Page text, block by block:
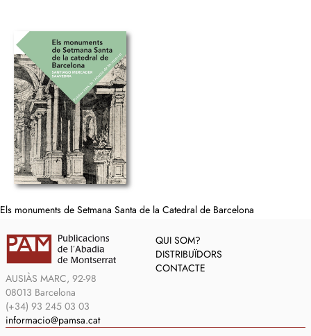
Els monuments de Setmana Santa de la Catedral de Barcelona
AUSIÀS MARC, 92-98
08013 Barcelona
(+34) 93 245 03 03
informacio@pamsa.cat
QUI SOM?
DISTRIBUÏDORS
CONTACTE